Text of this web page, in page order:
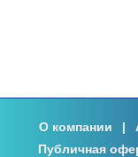
О компании |
Публичная